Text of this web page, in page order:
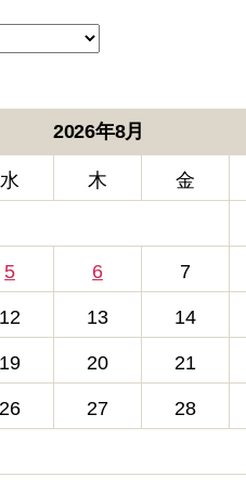
2026年8月
水 木 金
5 6 7
12 13 14
19 20 21
26 27 28